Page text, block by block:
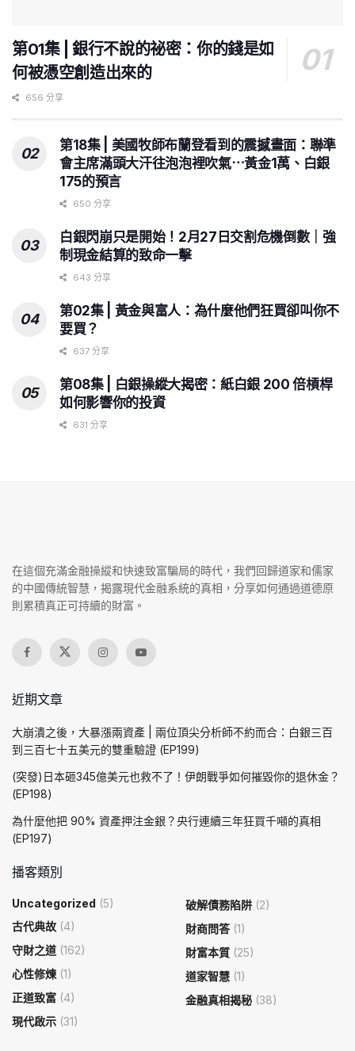
第01集 | 銀行不說的祕密：你的錢是如
何被憑空創造出來的
656 分享
第18集 | 美國牧師布蘭登看到的震撼畫面：聯準
會主席滿頭大汗往泡泡裡吹氣⋯黃金1萬、白銀
175的預言
650 分享
白銀閃崩只是開始！2月27日交割危機倒數｜強
制現金結算的致命一擊
643 分享
第02集 | 黃金與富人：為什麼他們狂買卻叫你不
要買？
637 分享
第08集 | 白銀操縱大揭密：紙白銀 200 倍槓桿
如何影響你的投資
631 分享
在這個充滿金融操縱和快速致富騙局的時代，我們回歸道家和儒家
的中國傳統智慧，揭露現代金融系統的真相，分享如何通過道德原
則累積真正可持續的財富。
近期文章
大崩潰之後，大暴漲兩資產 | 兩位頂尖分析師不約而合：白銀三百
到三百七十五美元的雙重驗證 (EP199)
(突發)日本砸345億美元也救不了！伊朗戰爭如何摧毀你的退休金？
(EP198)
為什麼他把 90% 資產押注金銀？央行連續三年狂買千噸的真相
(EP197)
播客類別
Uncategorized (5)
古代典故 (4)
守財之道 (162)
心性修煉 (1)
正道致富 (4)
現代啟示 (31)
破解債務陷阱 (2)
財商問答(1)
財富本質 (25)
道家智慧 (1)
金融真相揭秘 (38)